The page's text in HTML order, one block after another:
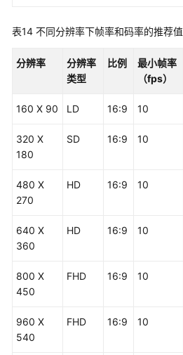
表14 不同分辨率下帧率和码率的推荐值
分辨率
分辨率
类型
比例
最小帧率
（fps）
160 X 90 LD 16:9 10
320 X
180
SD 16:9 10
480 X
270
HD 16:9 10
640 X
360
HD 16:9 10
800 X
450
FHD 16:9 10
960 X
540
FHD 16:9 10